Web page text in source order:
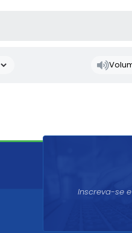
Inscreva-se